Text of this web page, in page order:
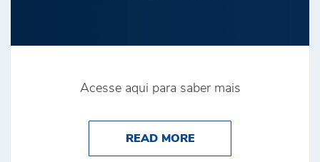
Acesse aqui para saber mais
READ MOREABOUT BRINK’S